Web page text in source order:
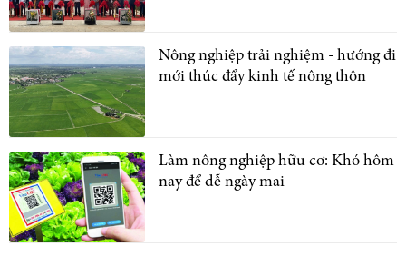
Nông nghiệp trải nghiệm - hướng đi
mới thúc đẩy kinh tế nông thôn
Làm nông nghiệp hữu cơ: Khó hôm
nay để dễ ngày mai